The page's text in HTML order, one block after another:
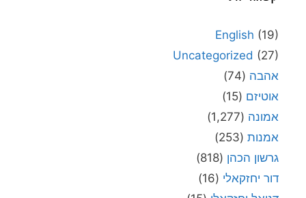
English (19)
Uncategorized (27)
אהבה (74)
אוטיזם (15)
אמונה (1,277)
אמנות (253)
גרשון הכהן (818)
דור יחזקאלי (16)